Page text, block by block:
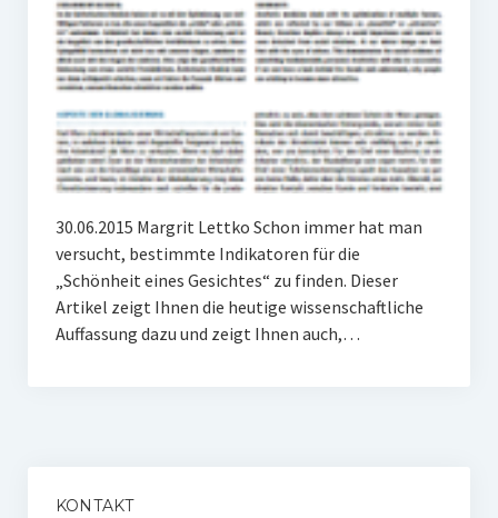
30.06.2015 Margrit Lettko Schon immer hat man
versucht, bestimmte Indikatoren für die
„Schönheit eines Gesichtes“ zu finden. Dieser
Artikel zeigt Ihnen die heutige wissenschaftliche
Auffassung dazu und zeigt Ihnen auch,…
KONTAKT